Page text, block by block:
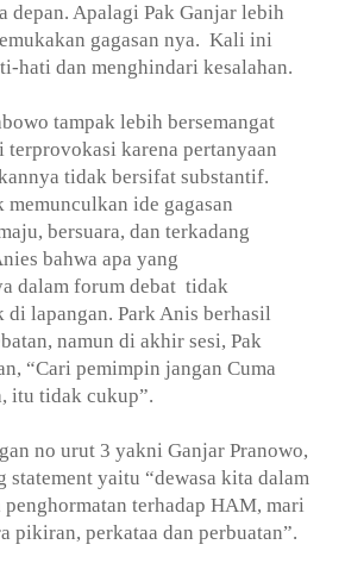
depan. Apalagi Pak Ganjar lebih
gagasan nya. Kali ini
hati dan menghindari kesalahan.
tampak lebih bersemangat
terprovokasi karena pertanyaan
tidak bersifat substantif.
ide gagasan
bersuara, dan terkadang
bahwa apa yang
dalam forum debat tidak
di lapangan. Park Anis berhasil
namun di akhir sesi, Pak
“Cari pemimpin jangan Cuma
itu tidak cukup”.
no urut 3 yakni Ganjar Pranowo,
statement yaitu “dewasa kita dalam
terhadap HAM, mari
pikiran, perkataa dan perbuatan”.